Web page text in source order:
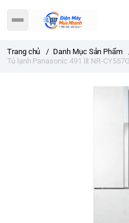
Trang chủ / Danh Mục Sản Phẩm
Tủ lạnh Panasonic 491 lít NR-